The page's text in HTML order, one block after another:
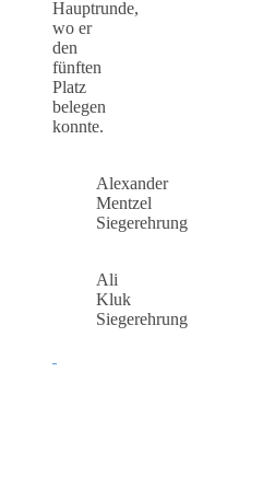
Hauptrunde,
wo er
den
fünften
Platz
belegen
konnte.
Alexander
Mentzel
Siegerehrung
Ali
Kluk
Siegerehrung